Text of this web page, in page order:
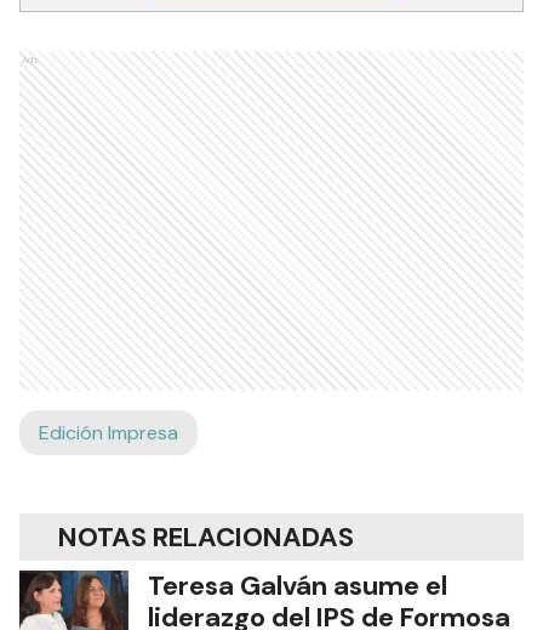
Ads
Edición Impresa
NOTAS RELACIONADAS
Teresa Galván asume el
liderazgo del IPS de Formosa